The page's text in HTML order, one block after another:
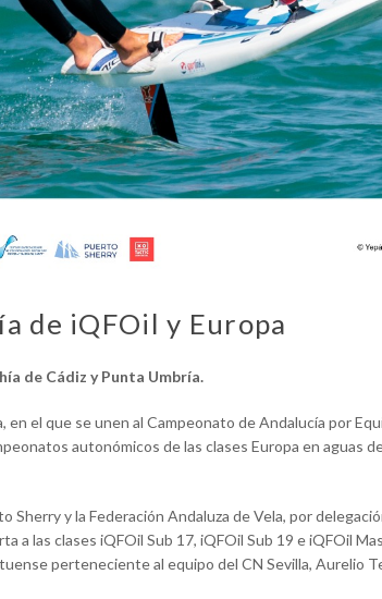
de iQFOil y Europa
de Cádiz y Punta Umbría.
el que se unen al Campeonato de Andalucía por
autonómicos de las clases Europa en aguas
y la Federación Andaluza de Vela, por
a las clases iQFOil Sub 17, iQFOil Sub 19 e iQFOil
perteneciente al equipo del CN Sevilla, Aurelio